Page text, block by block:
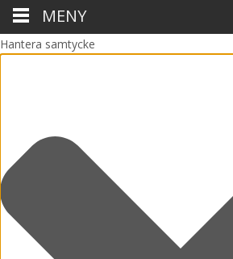
Hantera samtycke
MENY